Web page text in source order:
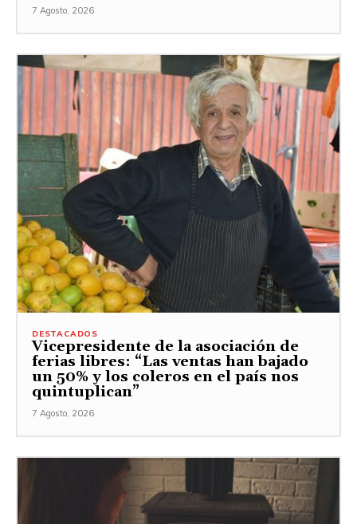
7 Agosto, 2026
DESTACADOS
Vicepresidente de la asociación de
ferias libres: “Las ventas han bajado
un 50% y los coleros en el país nos
quintuplican”
7 Agosto, 2026